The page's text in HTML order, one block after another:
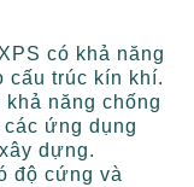
có khả năng
cấu trúc kín khí.
khả năng chống
ứng dụng
dựng.
độ cứng và